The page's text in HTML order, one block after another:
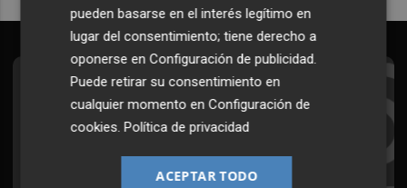
Suscríbete al Boletín
Todos los días a primera hora en tu email
pueden basarse en el interés legítimo en
lugar del consentimiento; tiene derecho a
oponerse enConfiguración de publicidad.
Puede retirar su consentimiento en
cualquier momento enConfiguración de
cookies.Política de privacidad
ACEPTAR TODO